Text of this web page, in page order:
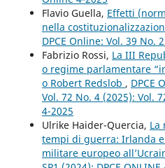
Flavio Guella, Effetti
nella
DPCE Online: Vol. 39 No.
Fabrizio Rossi, La III
o regime parlamentare
o Robert Redslob , DPCE
Vol. 72 No. 4 (2025): Vol.
4-2025
Ulrike Haider-Quercia, La
tempi di guerra: Irlanda
militare europeo